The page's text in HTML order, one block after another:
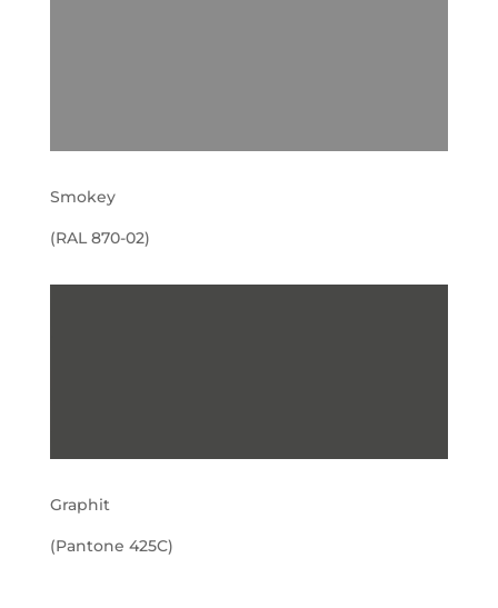
Smokey
(RAL 870-02)
Graphit
(Pantone 425C)